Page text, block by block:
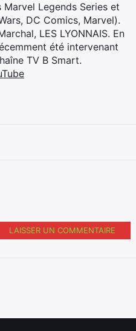
Legends Series et
DC Comics, Marvel).
LES LYONNAIS. En
été intervenant
TV B Smart.
LAISSER UN COMMENTAIRE